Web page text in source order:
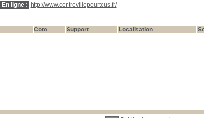
En ligne :
http://www.centrevillepourtous.fr/
Cote Support Localisation